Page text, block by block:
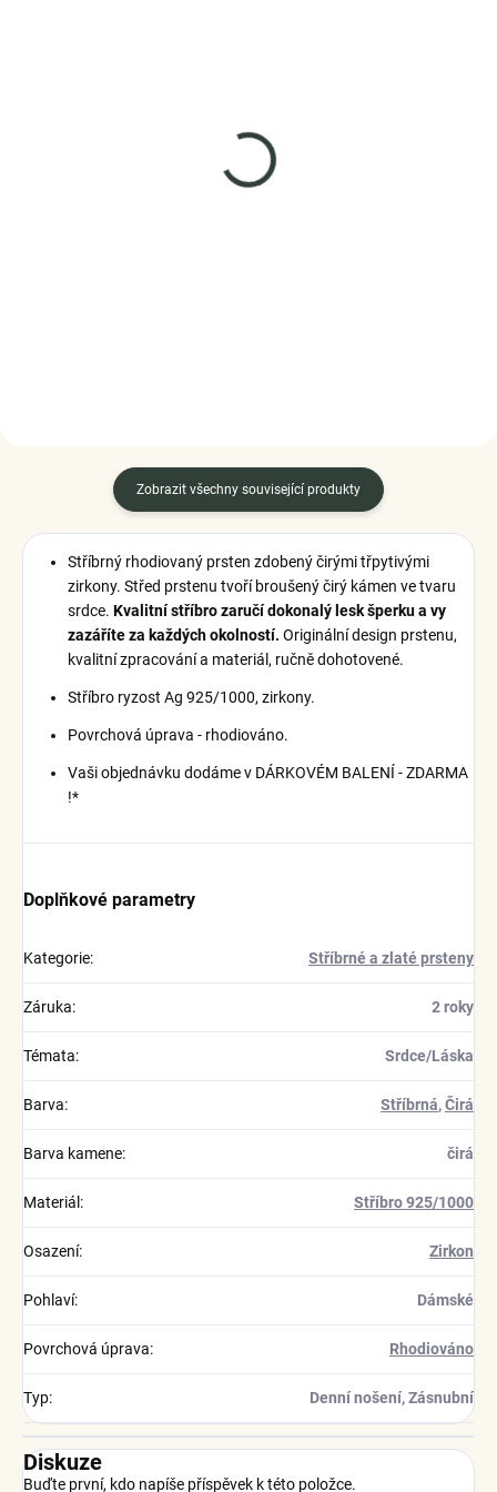
Elenys stříbrný náramek
Zobrazit všechny související produkty
Stříbrný rhodiovaný prsten zdobený čirými třpytivými
zirkony. Střed prstenu tvoří broušený čirý kámen ve tvaru
srdce. Kvalitní stříbro zaručí dokonalý lesk šperku a vy
zazáříte za každých okolností. Originální design prstenu,
kvalitní zpracování a materiál, ručně dohotovené.
Stříbro ryzost Ag 925/1000, zirkony.
Povrchová úprava - rhodiováno.
Vaši objednávku dodáme v DÁRKOVÉM BALENÍ - ZDARMA
!*
Doplňkové parametry
Kategorie: Stříbrné a zlaté prsteny
Záruka: 2 roky
Témata: Srdce/Láska
Barva: Stříbrná,Čirá
Barva kamene: čirá
Materiál : Stříbro 925/1000
Osazení: Zirkon
Pohlaví: Dámské
Povrchová úprava: Rhodiováno
Typ: Denní nošení, Zásnubní
Diskuze
Buďte první, kdo napíše příspěvek k této položce.